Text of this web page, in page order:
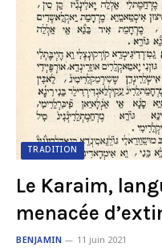
TRADITION
Le Karaim,
menacée
BENJAMIN 11 juin 2021